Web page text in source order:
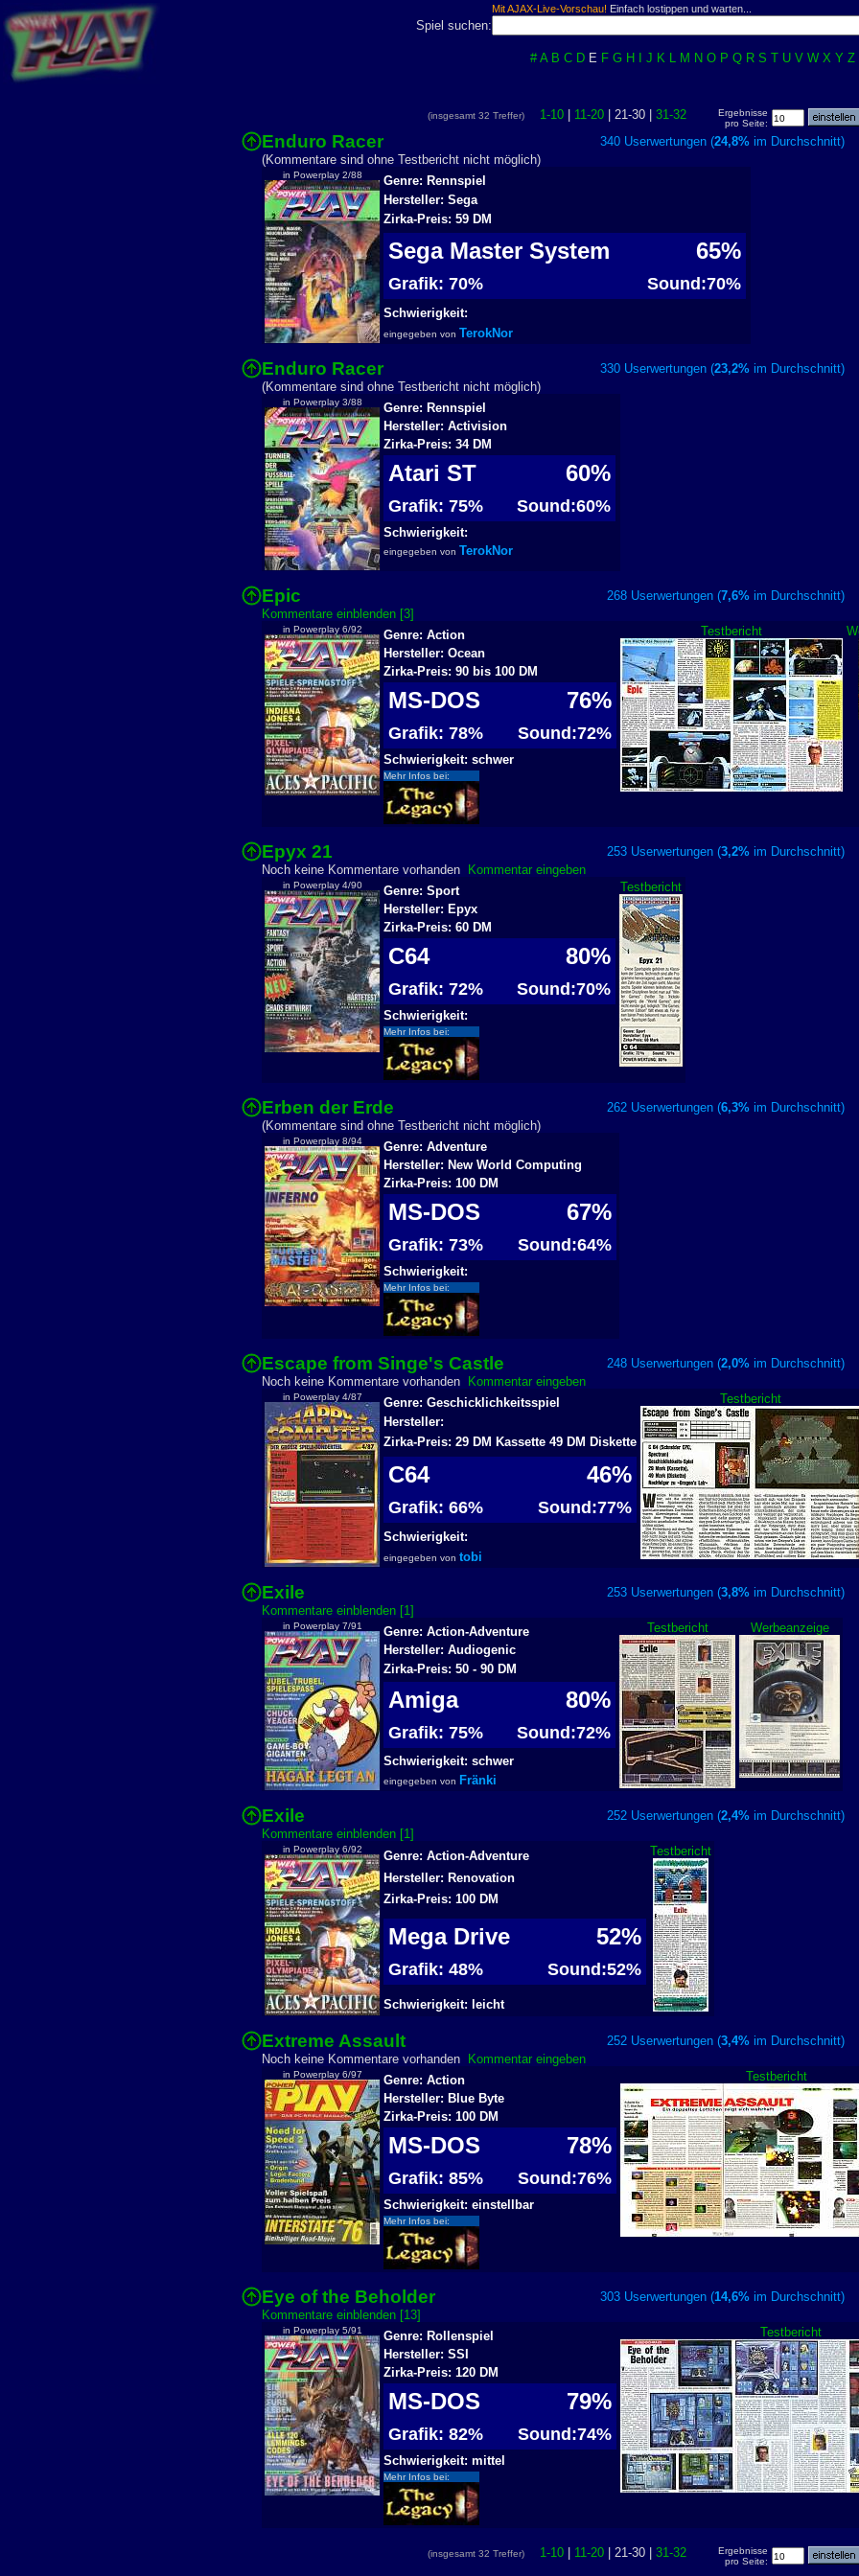
Mit AJAX-Live-Vorschau! Einfach lostippen und warten...
Spiel suchen:
# A B C D E F G H J K L M N O P Q R S T U V W X Y Z
(insgesamt 32 Treffer) 1-10 11-20 | 21-30 | 31-32
Ergebnisse
pro Seite:
Enduro Racer 340 Userwertungen (24,8% im
(Kommentare sind ohne Testbericht nicht möglich)
in Powerplay 2/88
Genre: Rennspiel
Hersteller: Sega
Zirka-Preis: 59 DM
Sega Master System 65%
Grafik: 70% Sound:70%
Schwierigkeit:
eingegeben von TerokNor
Enduro Racer 330 Userwertungen (23,2% im
(Kommentare sind ohne Testbericht nicht möglich)
in Powerplay 3/88
Genre: Rennspiel
Hersteller: Activision
Zirka-Preis: 34 DM
Atari ST 60%
Grafik: 75% Sound:60%
Schwierigkeit:
eingegeben von TerokNor
Epic 268 Userwertungen (7,6% im
Kommentare einblenden [3]
in Powerplay 6/92 Testbericht
Genre: Action
Hersteller: Ocean
Zirka-Preis: 90 bis 100 DM
MS-DOS 76%
Grafik: 78% Sound:72%
Schwierigkeit: schwer
Mehr Infos bei:
Epyx 21 253 Userwertungen (3,2% im
Noch keine Kommentare vorhanden
Kommentar eingeben
in Powerplay 4/90 Testbericht
Genre: Sport
Hersteller: Epyx
Zirka-Preis: 60 DM
C64 80%
Grafik: 72% Sound:70%
Schwierigkeit:
Mehr Infos bei:
Erben der Erde 262 Userwertungen (6,3% im
(Kommentare sind ohne Testbericht nicht möglich)
in Powerplay 8/94
Genre: Adventure
Hersteller: New World Computing
Zirka-Preis: 100 DM
MS-DOS 67%
Grafik: 73% Sound:64%
Schwierigkeit:
Mehr Infos bei:
Escape from Singe's Castle 248 Userwertungen (2,0% im
Noch keine Kommentare vorhanden
Kommentar eingeben
in Powerplay 4/87 Testbericht
Genre: Geschicklichkeitsspiel
Hersteller:
Zirka-Preis: 29 DM Kassette 49 DM Diskette
C64 46%
Grafik: 66% Sound:77%
Schwierigkeit:
eingegeben von tobi
Exile 253 Userwertungen (3,8% im
Kommentare einblenden [1]
in Powerplay 7/91 Testbericht Werbeanzeige
Genre: Action-Adventure
Hersteller: Audiogenic
Zirka-Preis: 50 - 90 DM
Amiga 80%
Grafik: 75% Sound:72%
Schwierigkeit: schwer
eingegeben von Fränki
Exile 252 Userwertungen (2,4% im
Kommentare einblenden [1]
in Powerplay 6/92 Testbericht
Genre: Action-Adventure
Hersteller: Renovation
Zirka-Preis: 100 DM
Mega Drive 52%
Grafik: 48% Sound:52%
Schwierigkeit: leicht
Extreme Assault 252 Userwertungen (3,4% im
Noch keine Kommentare vorhanden
Kommentar eingeben
in Powerplay 6/97 Testbericht
Genre: Action
Hersteller: Blue Byte
Zirka-Preis: 100 DM
MS-DOS 78%
Grafik: 85% Sound:76%
Schwierigkeit: einstellbar
Mehr Infos bei:
Eye of the Beholder 303 Userwertungen (14,6% im
Kommentare einblenden [13]
in Powerplay 5/91 Testbericht
Genre: Rollenspiel
Hersteller: SSI
Zirka-Preis: 120 DM
MS-DOS 79%
Grafik: 82% Sound:74%
Schwierigkeit: mittel
Mehr Infos bei:
(insgesamt 32 Treffer) 1-10 11-20 | 21-30 | 31-32
Ergebnisse
pro Seite: